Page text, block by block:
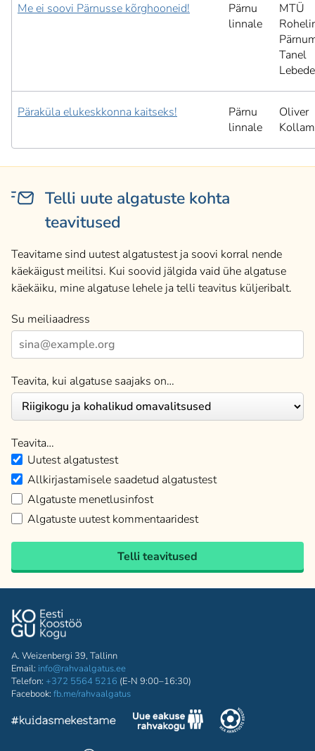
Me ei soovi Pärnusse kõrghooneid!
Pärnu
linnale
MTÜ
Tanel
Päraküla elukeskkonna kaitseks!
Pärnu
linnale
Oliver
Telli uute algatuste kohta
teavitused
Teavitame sind uutest algatustest ja soovi korral nende
käekäigust meilitsi. Kui soovid jälgida vaid ühe algatuse
käekäiku, mine algatuse lehele ja telli teavitus küljeribalt.
Su meiliaadress
Teavita, kui algatuse saajaks on…
Teavita…
Uutest algatustest
Allkirjastamisele saadetud algatustest
Algatuste menetlusinfost
Algatuste uutest kommentaaridest
Telli teavitused
A. Weizenbergi 39, Tallinn
Email: info@rahvaalgatus.ee
Telefon: +372 5564 5216 (E-N 9:00–16:30)
Facebook: fb.me/rahvaalgatus